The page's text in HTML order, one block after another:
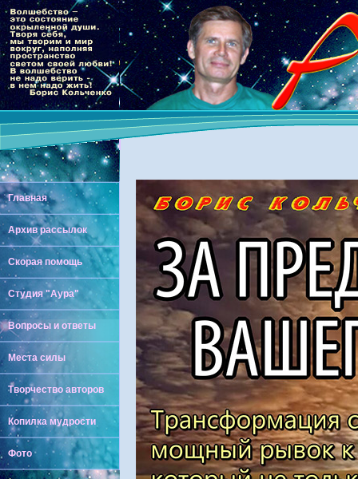
Главная
Архив рассылок
Скорая помощь
Студия "Аура"
Вопросы и ответы
Места силы
Творчество авторов
Копилка мудрости
Фото